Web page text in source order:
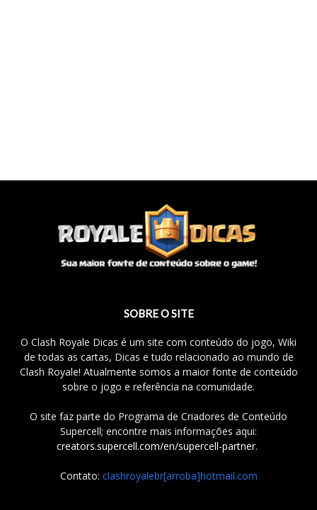
SOBRE O SITE
O Clash Royale Dicas é um site com conteúdo do jogo, Wiki
de todas as cartas, Dicas e tudo relacionado ao mundo de
Clash Royale! Atualmente somos a maior fonte de conteúdo
sobre o jogo e referência na comunidade.
O site faz parte do Programa de Criadores de Conteúdo
Supercell; encontre mais informações aqui:
creators.supercell.com/en/supercell-partner.
Contato: clashroyalebr[arroba]hotmail.com